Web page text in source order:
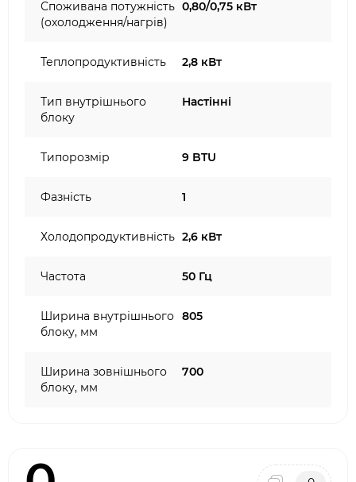
Споживана потужність
(охолодження/нагрів)
0,80/0,75 кВт
Теплопродуктивність 2,8 кВт
Тип внутрішнього
блоку
Настінні
Типорозмір 9 BTU
Фазність 1
Холодопродуктивність 2,6 кВт
Частота 50 Гц
Ширина внутрішнього
блоку, мм
805
Ширина зовнішнього
блоку, мм
700